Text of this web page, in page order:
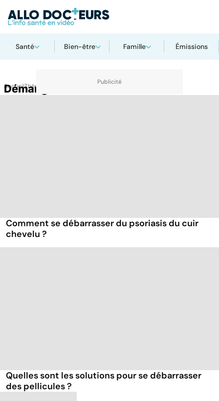
Santé Bien-être Famille Émissions
AccueilThématiques
Démangeaison du cuir chevelu
Comment se débarrasser du psoriasis du cuir
chevelu ?
Quelles sont les solutions pour se débarrasser
des pellicules ?